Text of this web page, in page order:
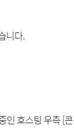
니다.
인 호스팅 우측 [콘